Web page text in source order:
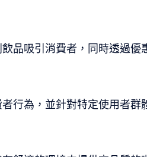
品吸引消費者，同時透過優
行為，並針對特定使用者群